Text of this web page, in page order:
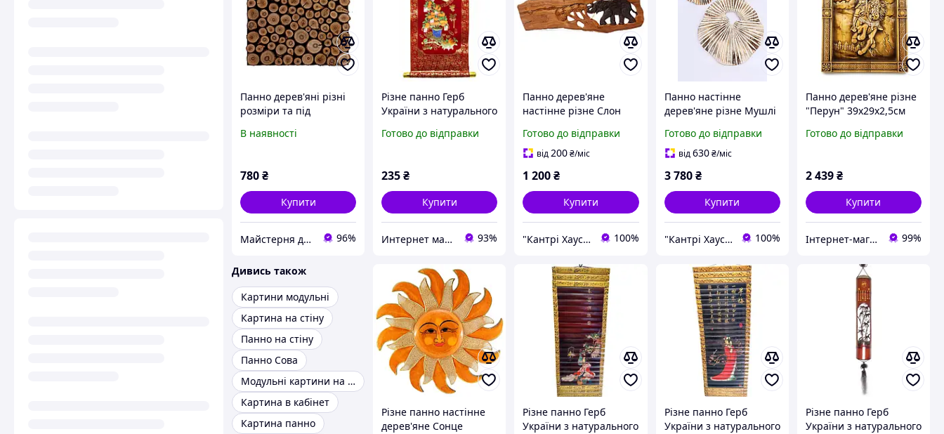
Панно дерев'яні різні
розміри та під
В наявності
780₴
Купити
Майстерня дерев'яних виробів | Госпблоки, вольєри, будки, курятники 96%
Різне панно Герб
України з натурального
Готово до відправки
235₴
Купити
Интернет магазин сувениров Старик Хоттабыч 93%
Панно дерев'яне
настінне різне Слон
Готово до відправки
від200₴/міс
1 200₴
Купити
"Кантрі Хаус XXI" 100%
Панно настінне
дерев'яне різне Мушлі
Готово до відправки
від630 ₴/міс
3 780 ₴
Купити
"Кантрі Хаус XXI" 100%
Панно дерев'яне різне
"Перун" 39х29х2,5см
Готово до відправки
2 439₴
Купити
Інтернет-магазин «Ідея Фікс» 99%
Дивись також
Картини модульні
Картина на стіну
Панно на стіну
Панно Сова
Модульні картини на стіну
Картина в кабінет
Картина панно
Різне панно настінне
дерев'яне Сонце
Різне панно Герб
України з натурального
Різне панно Герб
України з натурального
Різне панно Герб
України з натурального